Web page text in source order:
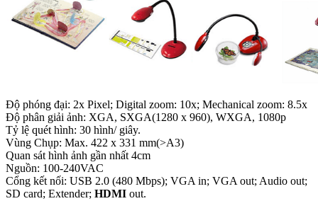
Độ phóng đại: 2x Pixel; Digital zoom: 10x; Mechanical zoom: 8.5x
Độ phân giải ảnh: XGA, SXGA(1280 x 960), WXGA, 1080p
Tỷ lệ quét hình: 30 hình/ giây.
Vùng Chụp: Max. 422 x 331 mm(>A3)
Quan sát hình ảnh gần nhất 4cm
Nguồn: 100-240VAC
Cổng kết nối: USB 2.0 (480 Mbps); VGA in; VGA out; Audio out;
SD card; Extender; HDMI out.